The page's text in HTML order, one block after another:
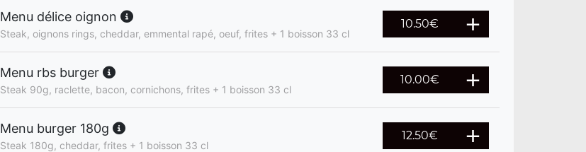
Menu délice oignon
Steak, oignons rings, cheddar, emmental rapé, oeuf, frites + 1 boisson 33 cl
10.50€
Menu rbs burger
Steak 90g, raclette, bacon, cornichons, frites + 1 boisson 33 cl
10.00€
Menu burger 180g
Steak 180g, cheddar, frites + 1 boisson 33 cl
12.50€